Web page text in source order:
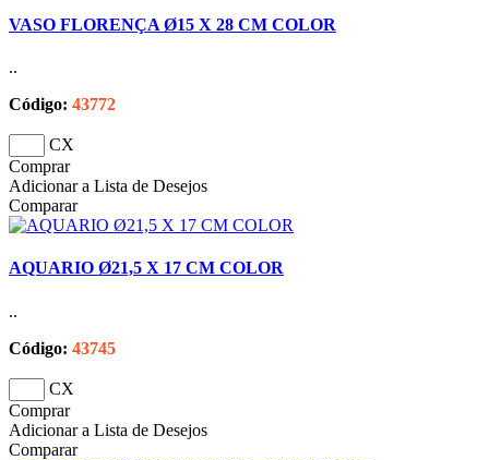
VASO FLORENÇA Ø15 X 28 CM COLOR
..
Código: 43772
CX
Comprar
Adicionar a Lista de Desejos
Comparar
AQUARIO Ø21,5 X 17 CM COLOR
..
Código: 43745
CX
Comprar
Adicionar a Lista de Desejos
Comparar